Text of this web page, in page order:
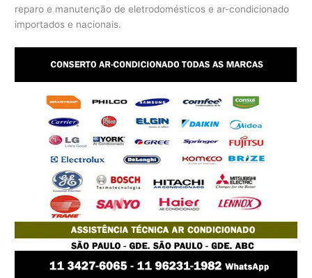
reparo e manutenção de eletrodomésticos e ar-condicionado
importados e nacionais.